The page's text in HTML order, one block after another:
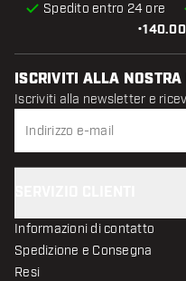
•
Spedito entro 24 ore
ISCRIVITI ALLA NOSTRA
Iscriviti alla newsletter e
Informazioni di contatto
Spedizione e Consegna
Resi